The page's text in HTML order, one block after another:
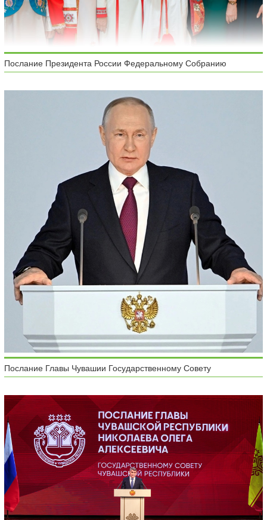
Послание Президента России Федеральному Собранию
Послание Главы Чувашии Государственному Совету